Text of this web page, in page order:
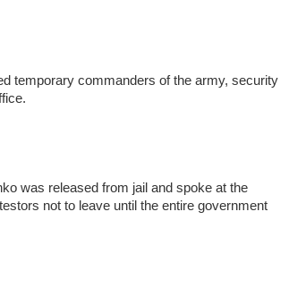
temporary commanders of the army, security
was released from jail and spoke at the
not to leave until the entire government